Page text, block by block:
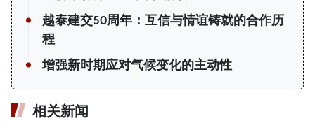
越泰建交50周年：互信与情谊铸就的合作历
程
增强新时期应对气候变化的主动性
相关新闻